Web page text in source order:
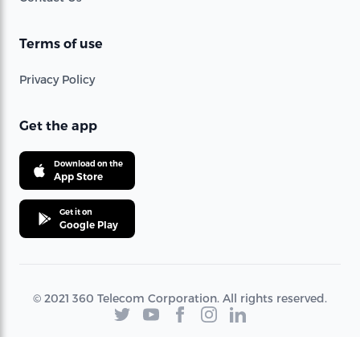
Terms of use
Privacy Policy
Get the app
Download on the
App Store
Get it on
Google Play
© 2021 360 Telecom Corporation. All rights reserved.